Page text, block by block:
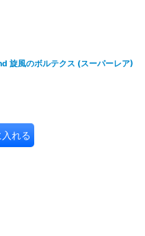
旋風のボルテクス (スーパーレア)
れる